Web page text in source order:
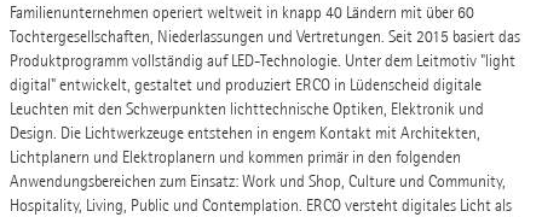
Familienunternehmen operiert weltweit in knapp 40 Ländern mit über 60
Tochtergesellschaften, Niederlassungen und Vertretungen. Seit 2015 basiert das
Produktprogramm vollständig auf LED-Technologie. Unter dem Leitmotiv "light
digital" entwickelt, gestaltet und produziert ERCO in Lüdenscheid digitale
Leuchten mit den Schwerpunkten lichttechnische Optiken, Elektronik und
Design. Die Lichtwerkzeuge entstehen in engem Kontakt mit Architekten,
Lichtplanern und Elektroplanern und kommen primär in den folgenden
Anwendungsbereichen zum Einsatz: Work und Shop, Culture und Community,
Hospitality, Living, Public und Contemplation. ERCO versteht digitales Licht als